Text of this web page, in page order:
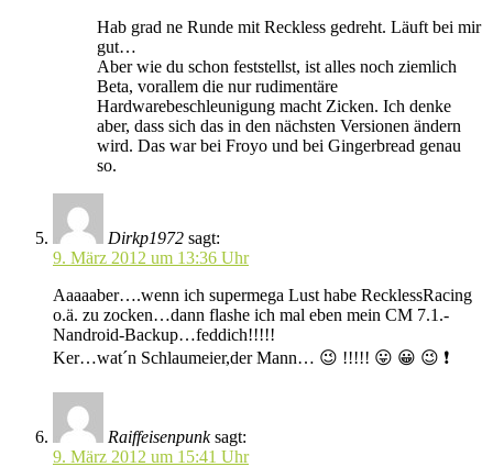
Hab grad ne Runde mit Reckless gedreht. Läuft bei mir
gut…
Aber wie du schon feststellst, ist alles noch ziemlich
Beta, vorallem die nur rudimentäre
Hardwarebeschleunigung macht Zicken. Ich denke
aber, dass sich das in den nächsten Versionen ändern
wird. Das war bei Froyo und bei Gingerbread genau
so.
Dirkp1972 sagt:
9. März 2012 um 13:36 Uhr
Aaaaaber….wenn ich supermega Lust habe RecklessRacing
o.ä. zu zocken…dann flashe ich mal eben mein CM 7.1.-
Nandroid-Backup…feddich!!!!!
Ker…wat´n Schlaumeier,der Mann… 😉 !!!!! 😛 😀 😉 ❗
Raiffeisenpunk sagt:
9. März 2012 um 15:41 Uhr